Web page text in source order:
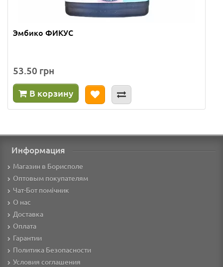
Эмбико ФИКУС
53.50 грн
В корзину
Информация
Магазин в Борисполе
Оптовым покупателям
Чат-Бот помічник
О нас
Доставка
Оплата
Гарантии
Политика Безопасности
Условия соглашения